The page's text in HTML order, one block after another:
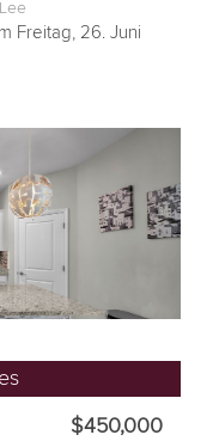
Lee
Freitag, 26. Juni
$450,000